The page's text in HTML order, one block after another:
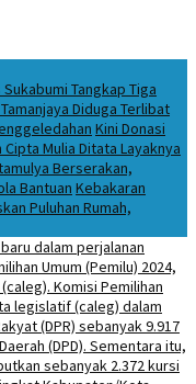
Tangkap Tiga
Diduga Terlibat
Kini Donasi
Mulia Ditata Layaknya
Berserakan,
Bantuan Kebakaran
Puluhan Rumah,